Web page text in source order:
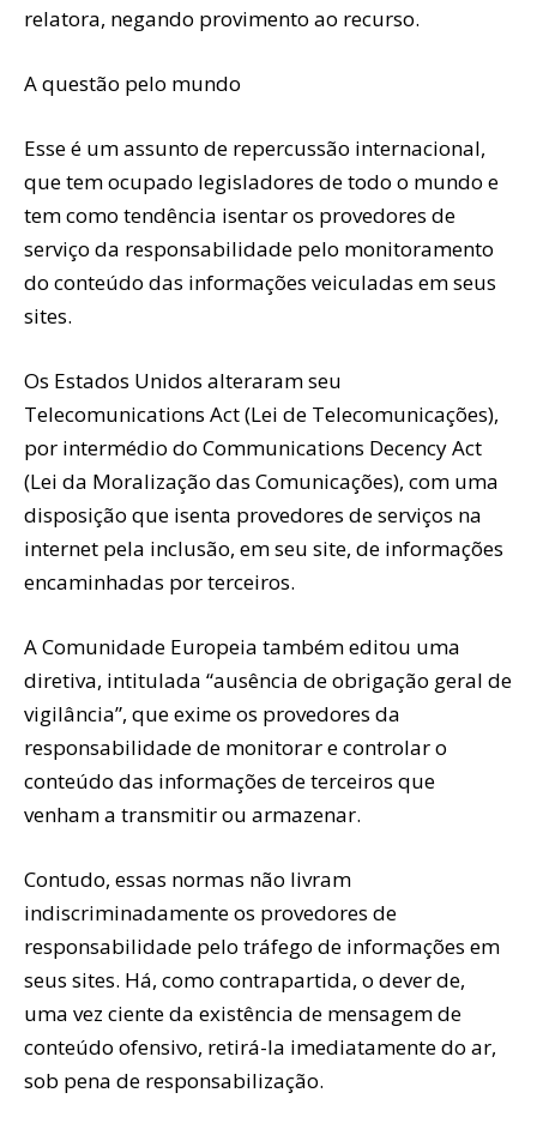
relatora, negando provimento ao recurso.
A questão pelo mundo
Esse é um assunto de repercussão internacional,
que tem ocupado legisladores de todo o mundo e
tem como tendência isentar os provedores de
serviço da responsabilidade pelo monitoramento
do conteúdo das informações veiculadas em seus
sites.
Os Estados Unidos alteraram seu
Telecomunications Act (Lei de Telecomunicações),
por intermédio do Communications Decency Act
(Lei da Moralização das Comunicações), com uma
disposição que isenta provedores de serviços na
internet pela inclusão, em seu site, de informações
encaminhadas por terceiros.
A Comunidade Europeia também editou uma
diretiva, intitulada “ausência de obrigação geral de
vigilância”, que exime os provedores da
responsabilidade de monitorar e controlar o
conteúdo das informações de terceiros que
venham a transmitir ou armazenar.
Contudo, essas normas não livram
indiscriminadamente os provedores de
responsabilidade pelo tráfego de informações em
seus sites. Há, como contrapartida, o dever de,
uma vez ciente da existência de mensagem de
conteúdo ofensivo, retirá-la imediatamente do ar,
sob pena de responsabilização.